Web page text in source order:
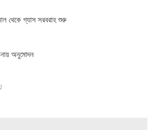
থেকে গ্যাস সরবরাহ শুরু
অনুমোদন